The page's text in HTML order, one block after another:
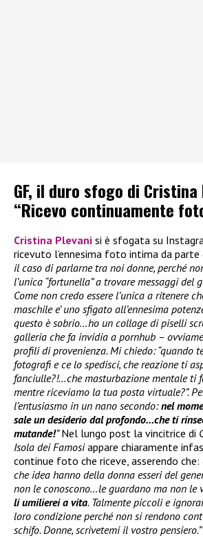
GF, il duro sfogo di Cristina
“Ricevo continuamente
Cristina Plevani si è sfogata su
ricevuto l’ennesima foto intima da parte
il caso di parlarne tra noi donne, perché
l’unica “fortunella” a trovare messaggi del
Come non credo essere l’unica a ritenere
maschile e’ uno sfigato all’ennesima
questo è sobrio…ho un collage di piselli
galleria che fa invidia a pornhub –
profili di provenienza. Mi chiedo: “quando
fotografi e ce lo spedisci, che reazione ti
fanciulle?!…che masturbazione mentale ti
mentre riceviamo la tua posta virtuale?”.
l’entusiasmo in un nano secondo:nel
sale un desiderio dal profondo…che ti
mutande!”Nel lungo post la vincitrice di
Isola dei Famosiappare chiaramente
continue foto che riceve, asserendo che:
che idea hanno della donna esseri del
non le conoscono…le guardano ma non le
li umilierei a vita. Talmente piccoli e
loro condizione perché non si rendono
schifo. Donne, scrivetemi il vostro pensiero.”